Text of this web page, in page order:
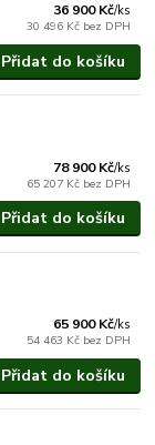
36 900 Kč/ks
30 496 Kč bez DPH
Přidat do košíku
78 900 Kč/ks
65 207 Kč bez DPH
Přidat do košíku
65 900 Kč/ks
54 463 Kč bez DPH
Přidat do košíku